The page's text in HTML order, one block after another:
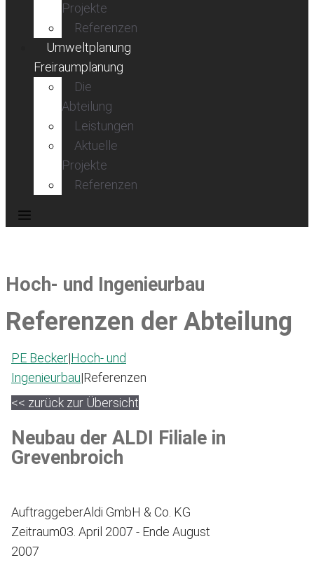
Projekte
Referenzen
Umweltplanung
Freiraumplanung
Die
Abteilung
Leistungen
Aktuelle
Projekte
Referenzen
Hoch- und Ingenieurbau
Referenzen der Abteilung
PE Becker|Hoch- und
Ingenieurbau|Referenzen
<< zurück zur Übersicht
Neubau der ALDI Filiale in
Grevenbroich
AuftraggeberAldi GmbH & Co. KG
Zeitraum03. April 2007 - Ende August
2007